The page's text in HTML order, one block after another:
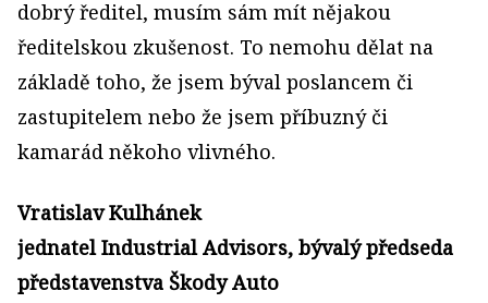
dobrý ředitel, musím sám mít nějakou
ředitelskou zkušenost. To nemohu dělat na
základě toho, že jsem býval poslancem či
zastupitelem nebo že jsem příbuzný či
kamarád někoho vlivného.
Vratislav Kulhánek
jednatel Industrial Advisors, bývalý předseda
představenstva Škody Auto